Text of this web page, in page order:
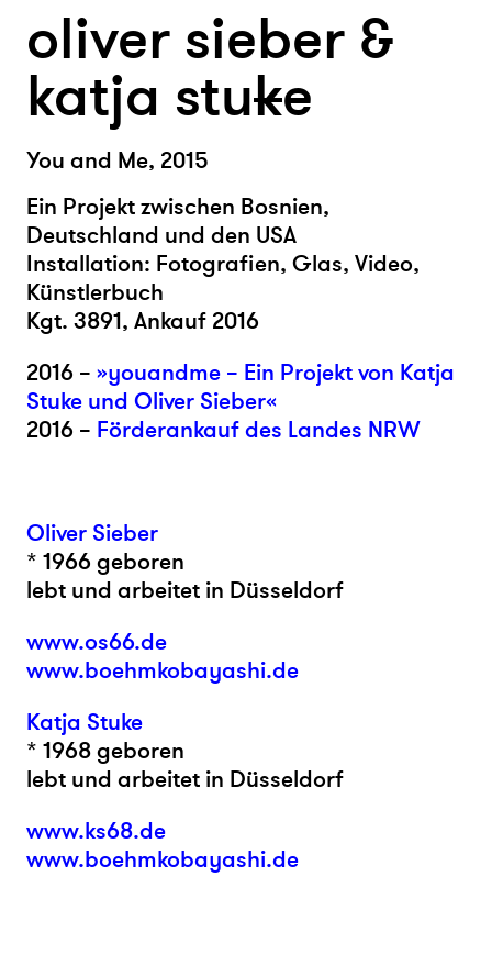
oliver sieber &
katja stuke
You and Me, 2015
Ein Projekt zwischen Bosnien,
Deutschland und den USA
Installation: Fotografien, Glas, Video,
Künstlerbuch
Kgt. 3891, Ankauf 2016
2016 – »youandme – Ein Projekt von Katja
Stuke und Oliver Sieber«
2016 – Förderankauf des Landes NRW
Oliver Sieber
* 1966 geboren
lebt und arbeitet in Düsseldorf
www.os66.de
www.boehmkobayashi.de
Katja Stuke
* 1968 geboren
lebt und arbeitet in Düsseldorf
www.ks68.de
www.boehmkobayashi.de